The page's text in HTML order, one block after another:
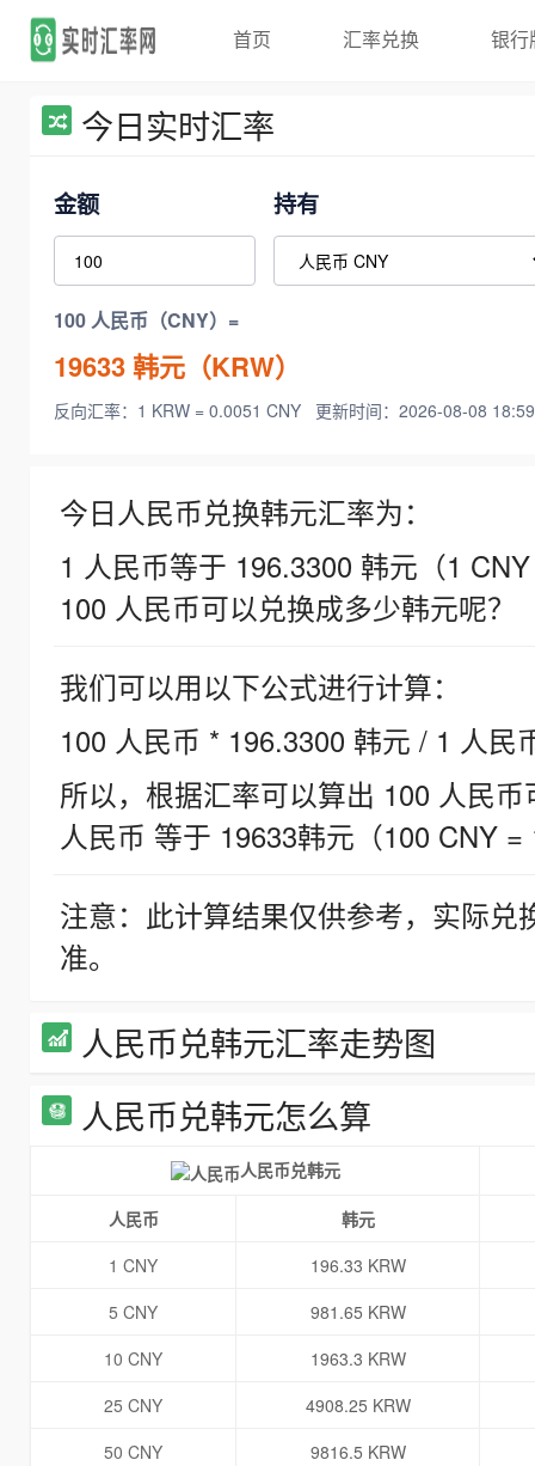
首页 汇率兑换 银行
今日实时汇率
金额 持有
100 人民币（CNY）=
19633韩元（KRW）
反向汇率：1 KRW = 0.0051 CNY 更新时间：2026-08-08
今日人民币兑换韩元汇率为：
1 人民币等于 196.3300 韩元（1
100 人民币可以兑换成多少韩元呢？
我们可以用以下公式进行计算：
100 人民币 * 196.3300 韩元 / 1 人民
所以，根据汇率可以算出 100 人民
人民币 等于 19633韩元（100 CNY =
注意：此计算结果仅供参考，实际
准。
人民币兑韩元汇率走势图
人民币兑韩元怎么算
人民币兑韩元
人民币
韩元
1 CNY
196.33 KRW
5 CNY
981.65 KRW
10 CNY
1963.3 KRW
25 CNY
4908.25 KRW
50 CNY
9816.5 KRW